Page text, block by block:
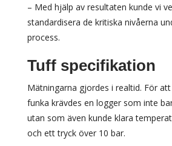
– Med hjälp av resultaten kunde vi
standardisera de kritiska nivåerna
process.
Tuff specifikation
Mätningarna gjordes i realtid. För
funka krävdes en logger som inte
utan som även kunde klara
och ett tryck över 10 bar.